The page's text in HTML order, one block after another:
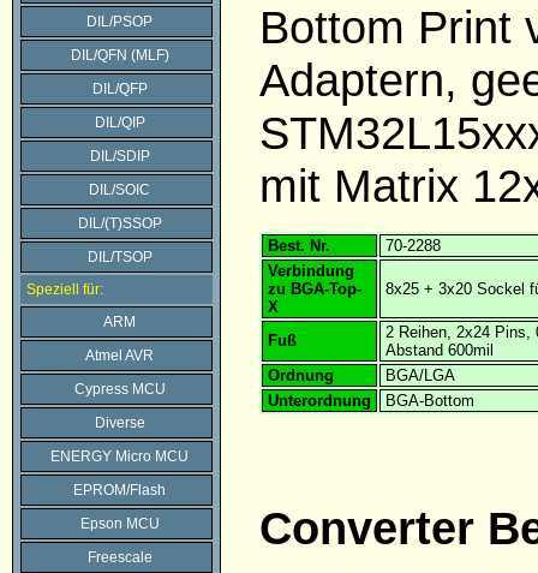
DIL/PSOP
DIL/QFN (MLF)
DIL/QFP
DIL/QIP
DIL/SDIP
DIL/SOIC
DIL/(T)SSOP
DIL/TSOP
Speziell für:
ARM
Atmel AVR
Cypress MCU
Diverse
ENERGY Micro MCU
EPROM/Flash
Epson MCU
Freescale
Bottom Print
Adaptern,
mit Matrix
Best. Nr.
70-2288
Verbindung
zu BGA-Top-
X
8x25 + 3x20 Sockel
Fuß
2 Reihen, 2x24
Abstand 600mil
Ordnung
BGA/LGA
Unterordnung
BGA-Bottom
Converter